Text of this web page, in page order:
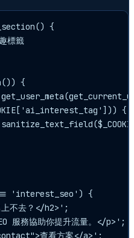
{
標籤
{
{
'interest_seo') {
不去？</h2>';
服務協助你提升流量。</p>';
查看方案</a>';